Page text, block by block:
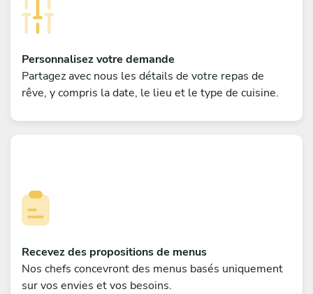
Personnalisez votre demande
Partagez avec nous les détails de votre repas de
rêve, y compris la date, le lieu et le type de cuisine.
Recevez des propositions de menus
Nos chefs concevront des menus basés uniquement
sur vos envies et vos besoins.